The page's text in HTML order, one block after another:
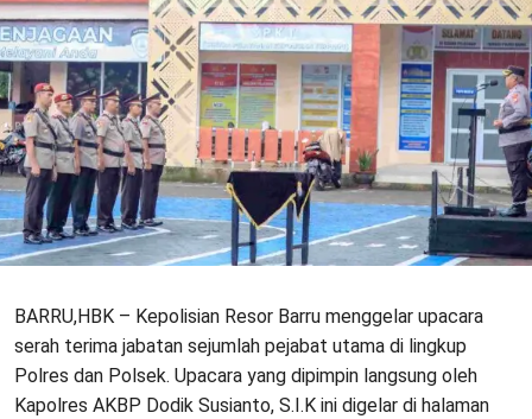
BARRU,HBK – Kepolisian Resor Barru menggelar upacara
serah terima jabatan sejumlah pejabat utama di lingkup
Polres dan Polsek. Upacara yang dipimpin langsung oleh
Kapolres AKBP Dodik Susianto, S.I.K ini digelar di halaman